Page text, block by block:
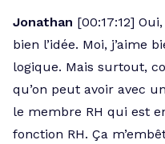
Jonathan [00:17:12]
bien l’idée. Moi, j’aime
logique. Mais surtout,
qu’on peut avoir avec
le membre RH qui est
fonction RH. Ça